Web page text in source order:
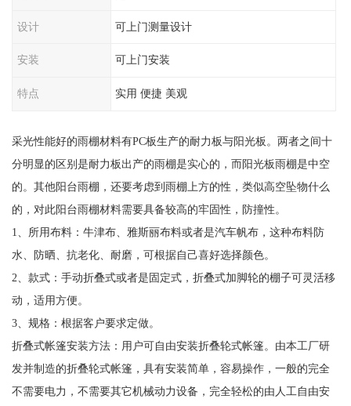
设计 可上门测量设计
安装 可上门安装
特点 实用 便捷 美观
采光性能好的雨棚材料有PC板生产的耐力板与阳光板。两者之间十
分明显的区别是耐力板出产的雨棚是实心的，而阳光板雨棚是中空
的。其他阳台雨棚，还要考虑到雨棚上方的性，类似高空坠物什么
的，对此阳台雨棚材料需要具备较高的牢固性，防撞性。
1、所用布料：牛津布、雅斯丽布料或者是汽车帆布，这种布料防
水、防晒、抗老化、耐磨，可根据自己喜好选择颜色。
2、款式：手动折叠式或者是固定式，折叠式加脚轮的棚子可灵活移
动，适用方便。
3、规格：根据客户要求定做。
折叠式帐篷安装方法：用户可自由安装折叠轮式帐篷。由本工厂研
发并制造的折叠轮式帐篷，具有安装简单，容易操作，一般的完全
不需要电力，不需要其它机械动力设备，完全轻松的由人工自由安